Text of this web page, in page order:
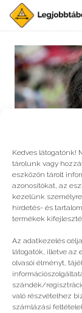
Kedves látogatónk!
tárolunk vagy
eszközön tárolt
azonosítókat, az
kezelünk
hirdetés- és
termékek
Az adatkezelés
látogatók, illetve az
olvasói élményt,
szándék/
való részvételhez
számlázási
10 tipp,